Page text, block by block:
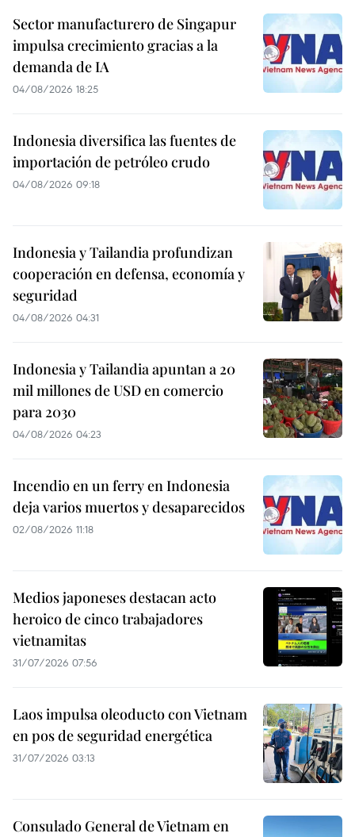
Sector manufacturero de Singapur
impulsa crecimiento gracias a la
demanda de IA
04/08/2026 18:25
Indonesia diversifica las fuentes de
importación de petróleo crudo
04/08/2026 09:18
Indonesia y Tailandia profundizan
cooperación en defensa, economía y
seguridad
04/08/2026 04:31
Indonesia y Tailandia apuntan a 20
mil millones de USD en comercio
para 2030
04/08/2026 04:23
Incendio en un ferry en Indonesia
deja varios muertos y desaparecidos
02/08/2026 11:18
Medios japoneses destacan acto
heroico de cinco trabajadores
vietnamitas
31/07/2026 07:56
Laos impulsa oleoducto con Vietnam
en pos de seguridad energética
31/07/2026 03:13
Consulado General de Vietnam en